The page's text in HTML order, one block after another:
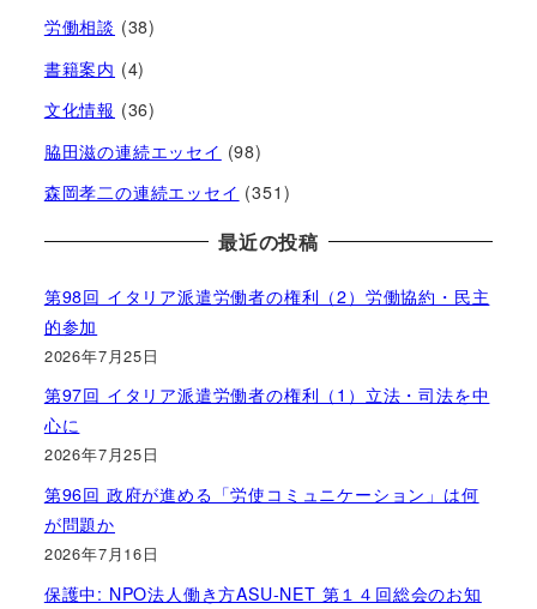
労働相談 (38)
書籍案内 (4)
文化情報 (36)
脇田滋の連続エッセイ (98)
森岡孝二の連続エッセイ (351)
最近の投稿
第98回 イタリア派遣労働者の権利（2）労働協約・民主
的参加
2026年7月25日
第97回 イタリア派遣労働者の権利（1）立法・司法を中
心に
2026年7月25日
第96回 政府が進める「労使コミュニケーション」は何
が問題か
2026年7月16日
保護中: NPO法人働き方ASU-NET 第１４回総会のお知